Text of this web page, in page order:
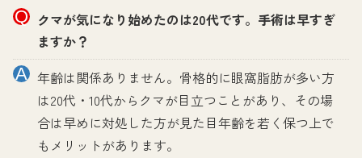
クマが気になり始めたのは20代です。手術は早すぎ
ますか？
年齢は関係ありません。骨格的に眼窩脂肪が多い方
は20代・10代からクマが目立つことがあり、その場
合は早めに対処した方が見た目年齢を若く保つ上で
もメリットがあります。